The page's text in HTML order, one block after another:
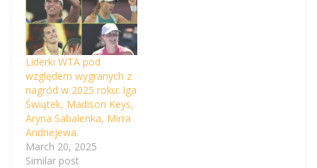
Liderki WTA pod
względem wygranych z
nagród w 2025 roku: Iga
Świątek, Madison Keys,
Aryna Sabalenka, Mirra
Andriejewa.
March 20, 2025
Similar post